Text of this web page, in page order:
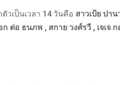
วเป็นเวลา 14 วันคือ สาวเป้ย ปา
ต่อ ธนภพ , สกาย วงศ์รวี , เจเ